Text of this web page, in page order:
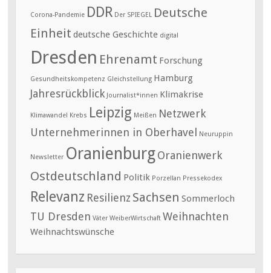
Corona-Pandemie DDR Der SPIEGEL Deutsche
Einheit deutsche Geschichte digital
Dresden Ehrenamt Forschung
Gesundheitskompetenz Gleichstellung Hamburg
Jahresrückblick Journalist*innen Klimakrise
Klimawandel Krebs Leipzig Meißen Netzwerk
Unternehmerinnen in Oberhavel
Neuruppin
Newsletter OranienburgOranienwerk
Ostdeutschland Politik Porzellan Pressekodex
Relevanz Resilienz Sachsen Sommerloch
TU Dresden Väter WeiberWirtschaft Weihnachten
Weihnachtswünsche